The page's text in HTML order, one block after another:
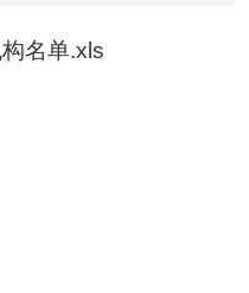
名单.xls